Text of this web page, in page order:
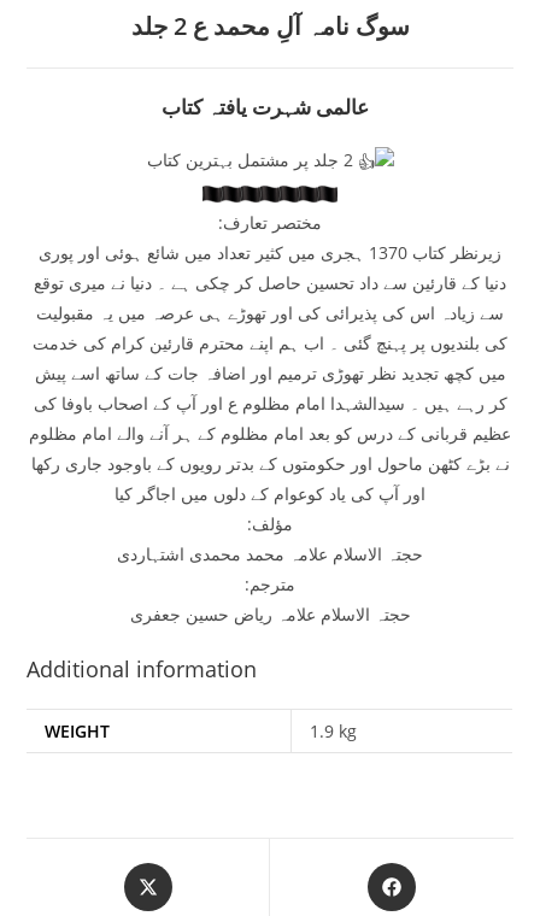
سوگ نامہ آلِ محمد ع 2 جلد
عالمی شہرت یافتہ کتاب
2 جلد پر مشتمل بہترین کتاب
مختصر تعارف:
زیرنظر کتاب 1370 ہجری میں کثیر تعداد میں شائع ہوئی اور پوری
دنیا کے قارئین سے داد تحسین حاصل کر چکی ہے ۔ دنیا نے میری توقع
سے زیادہ اس کی پذیرائی کی اور تھوڑے ہی عرصہ میں یہ مقبولیت
کی بلندیوں پر پہنچ گئی ۔ اب ہم اپنے محترم قارئین کرام کی خدمت
میں کچھ تجدید نظر تھوڑی ترمیم اور اضافہ جات کے ساتھ اسے پیش
کر رہے ہیں ۔ سیدالشہدا امام مظلوم ع اور آپ کے اصحاب باوفا کی
عظیم قربانی کے درس کو بعد امام مظلوم کے ہر آنے والے امام مظلوم
نے بڑے کٹھن ماحول اور حکومتوں کے بدتر رویوں کے باوجود جاری رکھا
اور آپ کی یاد کوعوام کے دلوں میں اجاگر کیا
مؤلف:
حجتہ الاسلام علامہ محمد محمدی اشتہاردی
مترجم:
حجتہ الاسلام علامہ ریاض حسین جعفری
Additional information
WEIGHT 1.9 kg
Opens
in
Opens
in